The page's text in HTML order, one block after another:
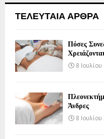
ΤΕΛΕΥΤΑΙΑ ΑΡΘΡΑ
Πόσες
8
Άνδρες
8